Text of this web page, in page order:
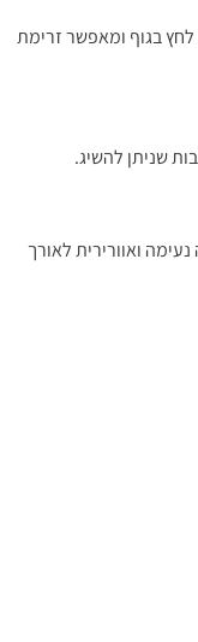
לחץ בגוף ומאפשר זרימת
שניתן להשיג.
ואוורירית לאורך